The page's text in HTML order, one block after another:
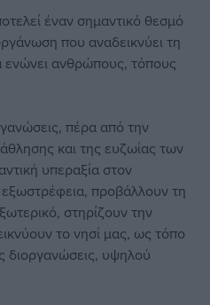
έναν σημαντικό θεσμό
που αναδεικνύει τη
ανθρώπους, τόπους
πέρα από την
και της ευζωίας των
υπεραξία στον
προβάλλουν τη
στηρίζουν την
το νησί μας, ως τόπο
διοργανώσεις, υψηλού